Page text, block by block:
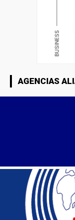
AGENCIAS